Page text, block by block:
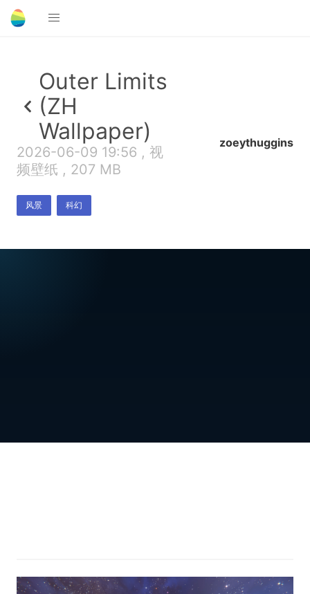
Outer Limits
(ZH
Wallpaper)
2026-06-09 19:56 , 视
频壁纸 , 207 MB
风景 科幻
zoeythuggins